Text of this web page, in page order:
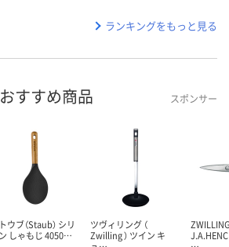
ランキングをもっと見る
すすめ商品 スポンサー
ウブ（Staub） シリ
しゃもじ 4050…
ツヴィリング （
Zwilling ） ツイン キ